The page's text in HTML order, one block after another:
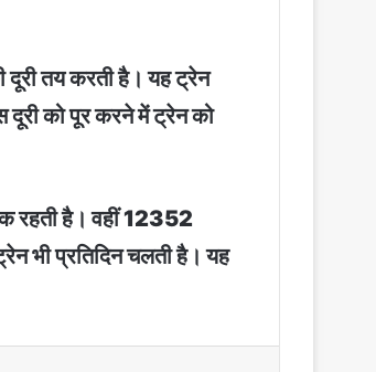
तय करती है। यह ट्रेन
को पूर करने में ट्रेन को
रहती है। वहीं 12352
भी प्रतिदिन चलती है। यह